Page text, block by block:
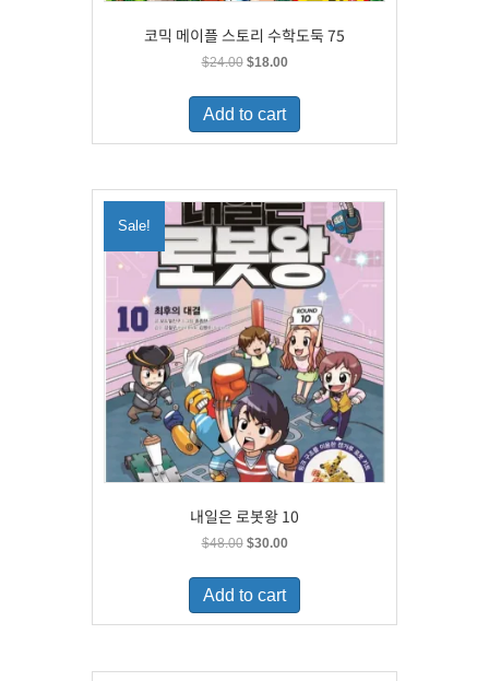
코믹 메이플 스토리 수학도둑 75
$24.00 Original
was:
$24.00.
$18.00Current
is:
$18.00.
Add to cart
Sale!
내일은 로봇왕 10
$48.00 Original
was:
$48.00.
$30.00Current
is:
$30.00.
Add to cart